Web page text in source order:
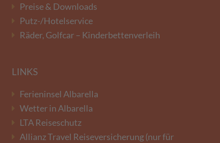
Preise & Downloads
Putz-/Hotelservice
Räder, Golfcar – Kinderbettenverleih
LINKS
Ferieninsel Albarella
Wetter in Albarella
LTA Reiseschutz
Allianz Travel Reiseversicherung (nur für